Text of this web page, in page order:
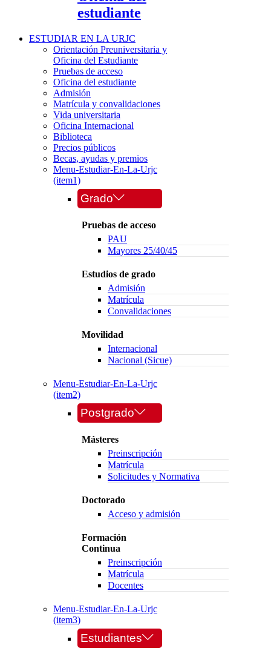
estudiante
ESTUDIAR EN LA URJC
Orientación Preuniversitaria y
Oficina del Estudiante
Pruebas de acceso
Oficina del estudiante
Admisión
Matrícula y convalidaciones
Vida universitaria
Oficina Internacional
Biblioteca
Precios públicos
Becas, ayudas y premios
Menu-Estudiar-En-La-Urjc
(item1)
Grado
Pruebas de acceso
PAU
Mayores 25/40/45
Estudios de grado
Admisión
Matrícula
Convalidaciones
Movilidad
Internacional
Nacional (Sicue)
Menu-Estudiar-En-La-Urjc
(item2)
Postgrado
Másteres
Preinscripción
Matrícula
Solicitudes y Normativa
Doctorado
Acceso y admisión
Formación
Continua
Preinscripción
Matrícula
Docentes
Menu-Estudiar-En-La-Urjc
(item3)
Estudiantes